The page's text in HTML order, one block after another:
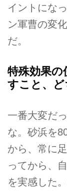
イントにな
ン軍曹の変
だ。
特殊効果の
すこと、
一番大変だ
な。砂浜を
から、常に
ってから、
を実感した